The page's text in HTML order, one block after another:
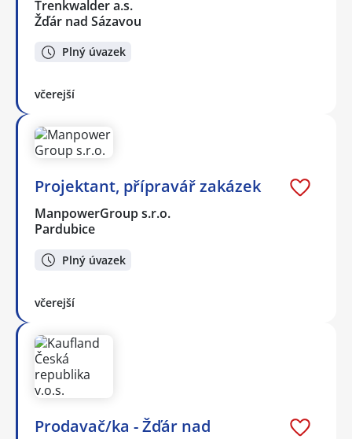
Trenkwalder a.s.
Žďár nad Sázavou
Plný úvazek
včerejší
Projektant, přípravář zakázek
ManpowerGroup s.r.o.
Pardubice
Plný úvazek
včerejší
Prodavač/ka - Žďár nad